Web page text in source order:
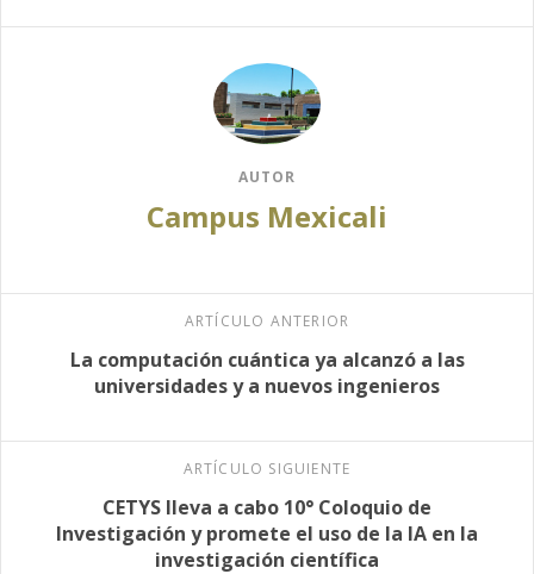
AUTOR
Campus Mexicali
ARTÍCULO ANTERIOR
La computación cuántica ya alcanzó a las
universidades y a nuevos ingenieros
ARTÍCULO SIGUIENTE
CETYS lleva a cabo 10° Coloquio de
Investigación y promete el uso de la IA en la
investigación científica